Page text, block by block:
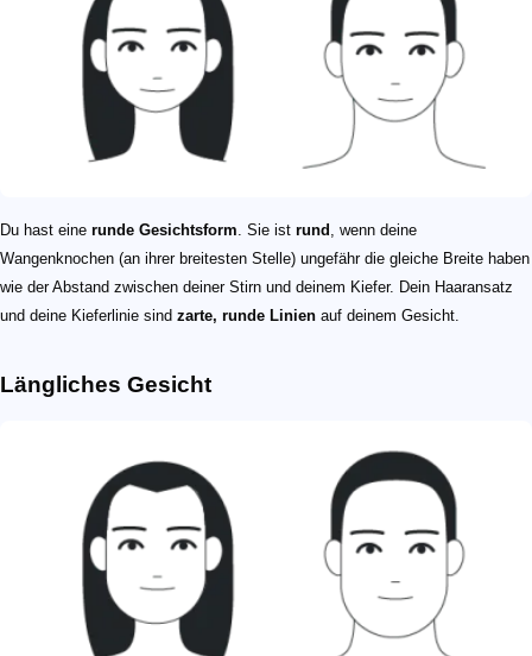
Du hast eine runde Gesichtsform . Sie ist rund , wenn deine
Wangenknochen (an ihrer breitesten Stelle) ungefähr die gleiche Breite haben
wie der Abstand zwischen deiner Stirn und deinem Kiefer. Dein Haaransatz
und deine Kieferlinie sind zarte, runde Linien auf deinem Gesicht.
Längliches Gesicht